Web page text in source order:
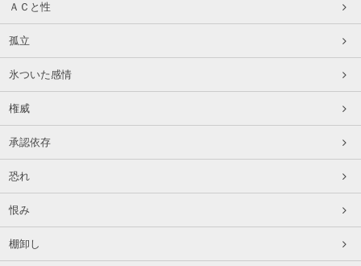
ＡＣと性
孤立
氷ついた感情
権威
承認依存
恐れ
恨み
棚卸し